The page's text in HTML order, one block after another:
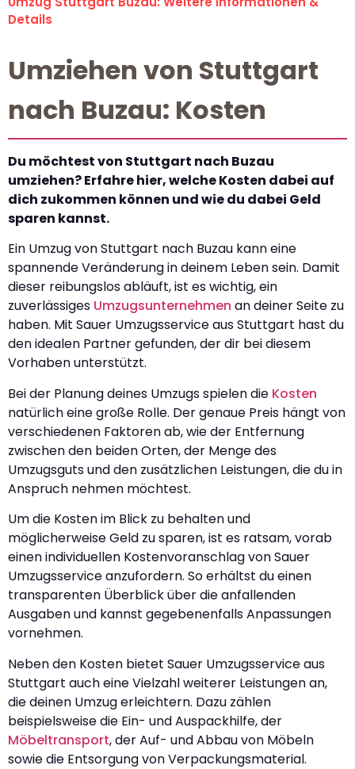
Details
Umziehen von Stuttgart
nach Buzau: Kosten
Du möchtest von Stuttgart nach Buzau
umziehen? Erfahre hier, welche Kosten dabei auf
dich zukommen können und wie du dabei Geld
sparen kannst.
Ein Umzug von Stuttgart nach Buzau kann eine
spannende Veränderung in deinem Leben sein. Damit
dieser reibungslos abläuft, ist es wichtig, ein
zuverlässiges Umzugsunternehmen an deiner Seite zu
haben. Mit Sauer Umzugsservice aus Stuttgart hast du
den idealen Partner gefunden, der dir bei diesem
Vorhaben unterstützt.
Bei der Planung deines Umzugs spielen die Kosten
natürlich eine große Rolle. Der genaue Preis hängt von
verschiedenen Faktoren ab, wie der Entfernung
zwischen den beiden Orten, der Menge des
Umzugsguts und den zusätzlichen Leistungen, die du in
Anspruch nehmen möchtest.
Um die Kosten im Blick zu behalten und
möglicherweise Geld zu sparen, ist es ratsam, vorab
einen individuellen Kostenvoranschlag von Sauer
Umzugsservice anzufordern. So erhältst du einen
transparenten Überblick über die anfallenden
Ausgaben und kannst gegebenenfalls Anpassungen
vornehmen.
Neben den Kosten bietet Sauer Umzugsservice aus
Stuttgart auch eine Vielzahl weiterer Leistungen an,
die deinen Umzug erleichtern. Dazu zählen
beispielsweise die Ein- und Auspackhilfe, der
Möbeltransport, der Auf- und Abbau von Möbeln
sowie die Entsorgung von Verpackungsmaterial.